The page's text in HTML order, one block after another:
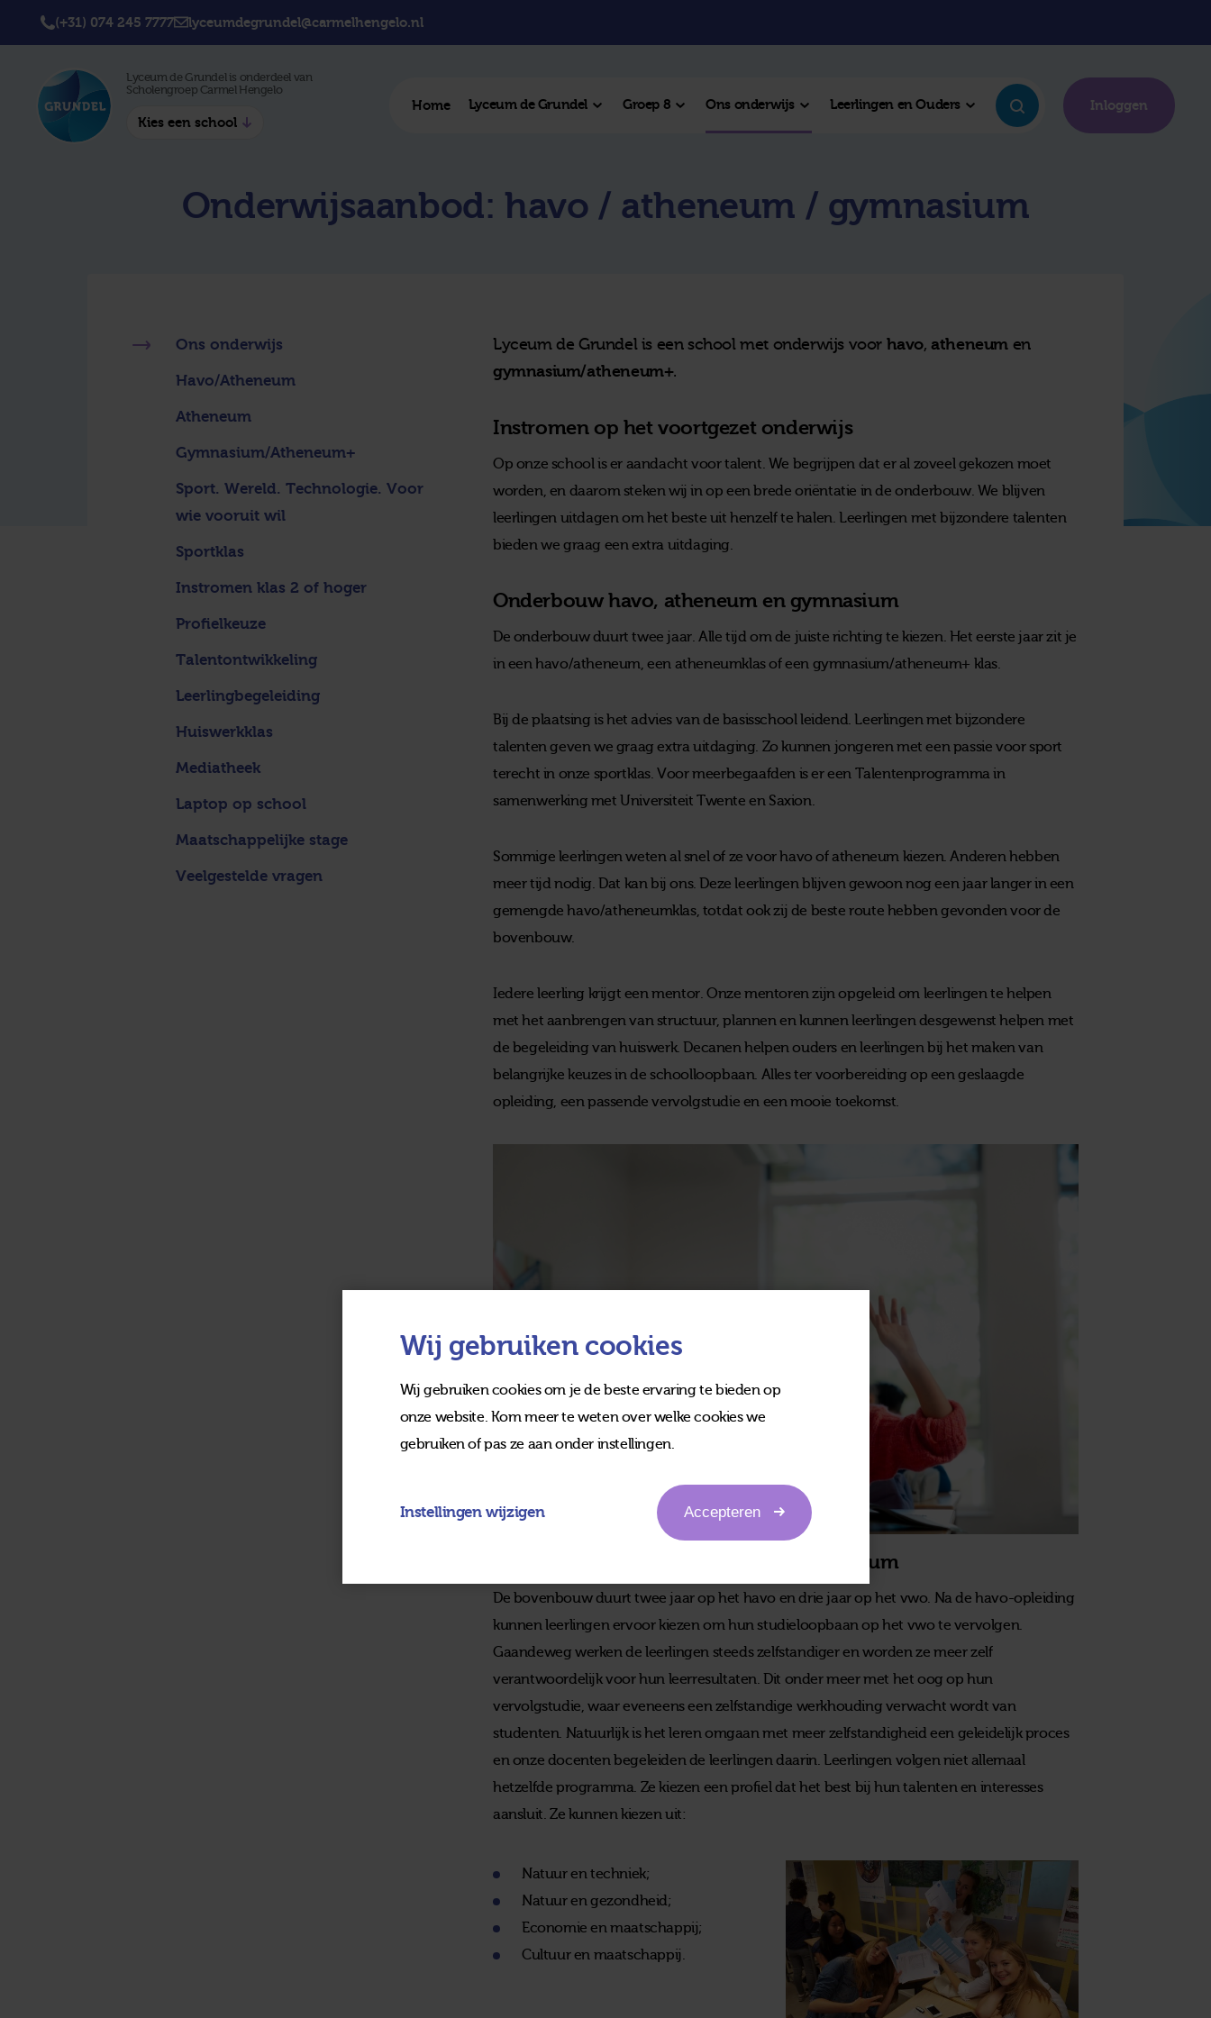
(+31) 074 245 7777 lyceumdegrundel@carmelhengelo.nl
Lyceum de Grundel is onderdeel van
Scholengroep Carmel Hengelo
Kies een school
Hengelo Borne
CT Stork College
Home Lyceum de Grundel Groep 8 Ons onderwijs Leerlingen en Ouders Inloggen
Onderwijsaanbod: havo / atheneum / gymnasium
Ons onderwijs
Havo/Atheneum
Atheneum
Gymnasium/Atheneum+
Sport. Wereld. Technologie. Voor
wie vooruit wil
Sportklas
Instromen klas 2 of hoger
Profielkeuze
Talentontwikkeling
Leerlingbegeleiding
Huiswerkklas
Mediatheek
Laptop op school
Maatschappelijke stage
Veelgestelde vragen
Lyceum de Grundel is een school met onderwijs voor havo, atheneum en
gymnasium/atheneum+.
Instromen op het voortgezet onderwijs
Op onze school is er aandacht voor talent. We begrijpen dat er al zoveel gekozen moet
worden, en daarom steken wij in op een brede oriëntatie in de onderbouw. We blijven
leerlingen uitdagen om het beste uit henzelf te halen. Leerlingen met bijzondere talenten
bieden we graag een extra uitdaging.
Onderbouw havo, atheneum en gymnasium
De onderbouw duurt twee jaar. Alle tijd om de juiste richting te kiezen. Het eerste jaar zit je
in een havo/atheneum, een atheneumklas of een gymnasium/atheneum+ klas.
Bij de plaatsing is het advies van de basisschool leidend. Leerlingen met bijzondere
talenten geven we graag extra uitdaging. Zo kunnen jongeren met een passie voor sport
terecht in onze sportklas. Voor meerbegaafden is er een Talentenprogramma in
samenwerking met Universiteit Twente en Saxion.
Sommige leerlingen weten al snel of ze voor havo of atheneum kiezen. Anderen hebben
meer tijd nodig. Dat kan bij ons. Deze leerlingen blijven gewoon nog een jaar langer in een
gemengde havo/atheneumklas, totdat ook zij de beste route hebben gevonden voor de
bovenbouw.
Iedere leerling krijgt een mentor. Onze mentoren zijn opgeleid om leerlingen te helpen
met het aanbrengen van structuur, plannen en kunnen leerlingen desgewenst helpen met
de begeleiding van huiswerk. Decanen helpen ouders en leerlingen bij het maken van
belangrijke keuzes in de schoolloopbaan. Alles ter voorbereiding op een geslaagde
opleiding, een passende vervolgstudie en een mooie toekomst.
Bovenbouw havo, atheneum en gymnasium
De bovenbouw duurt twee jaar op het havo en drie jaar op het vwo. Na de havo-opleiding
kunnen leerlingen ervoor kiezen om hun studieloopbaan op het vwo te vervolgen.
Gaandeweg werken de leerlingen steeds zelfstandiger en worden ze meer zelf
verantwoordelijk voor hun leerresultaten. Dit onder meer met het oog op hun
vervolgstudie, waar eveneens een zelfstandige werkhouding verwacht wordt van
studenten. Natuurlijk is het leren omgaan met meer zelfstandigheid een geleidelijk proces
en onze docenten begeleiden de leerlingen daarin. Leerlingen volgen niet allemaal
hetzelfde programma. Ze kiezen een profiel dat het best bij hun talenten en interesses
aansluit. Ze kunnen kiezen uit:
Natuur en techniek;
Natuur en gezondheid;
Economie en maatschappij;
Cultuur en maatschappij.
Wij gebruiken cookies
Wij gebruiken cookies om je de beste ervaring te bieden op
onze website. Kom meer te weten over welke cookies we
gebruiken of pas ze aan onder instellingen.
Instellingen wijzigen Accepteren